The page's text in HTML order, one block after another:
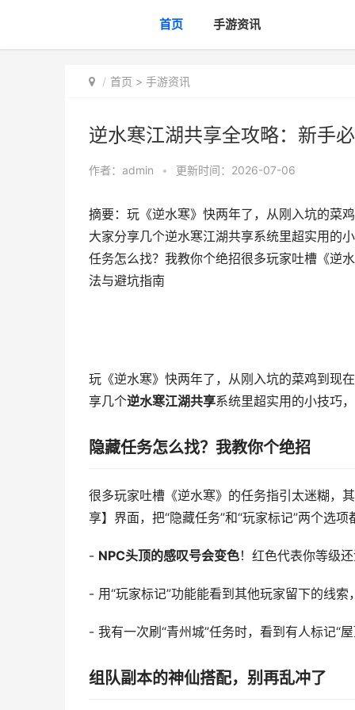
首页 手游资讯
首页 > 手游资讯
逆水寒江湖共享全攻略：新手
作者： admin • 更新时间：2026-07-06
摘要：玩《逆水寒》快两年了，从刚入坑的菜
大家分享几个逆水寒江湖共享系统里超实用的
任务怎么找？我教你个绝招很多玩家吐槽《逆
法与避坑指南
玩《逆水寒》快两年了，从刚入坑的菜鸡到现
享几个逆水寒江湖共享系统里超实用的小技巧
隐藏任务怎么找？我教你个绝招
很多玩家吐槽《逆水寒》的任务指引太迷糊，
享】界面，把“隐藏任务”和“玩家标记”两个选
- NPC头顶的感叹号会变色！红色代表你等级
- 用“玩家标记”功能能看到其他玩家留下的线索
- 我有一次刷“青州城”任务时，看到有人标记“
组队副本的神仙搭配，别再乱冲了